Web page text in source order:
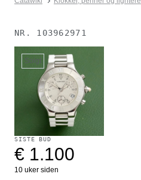
NR. 103962971
Solgt
SISTE BUD
€ 1.100
10 uker siden